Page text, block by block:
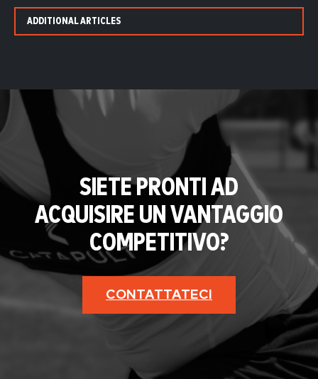
ADDITIONAL ARTICLES
SIETE PRONTI AD
ACQUISIRE UN VANTAGGIO
COMPETITIVO?
CONTATTATECI